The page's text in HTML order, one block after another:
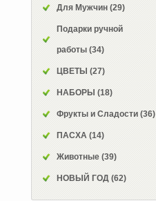
Для Мужчин (29)
Подарки ручной
работы (34)
ЦВЕТЫ (27)
НАБОРЫ (18)
Фрукты и Сладости (36)
ПАСХА (14)
Животные (39)
НОВЫЙ ГОД (62)